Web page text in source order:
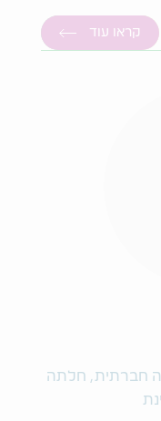
קראו עוד
מדיה חברתית, חלתה